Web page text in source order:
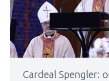
Cardeal Spengler: